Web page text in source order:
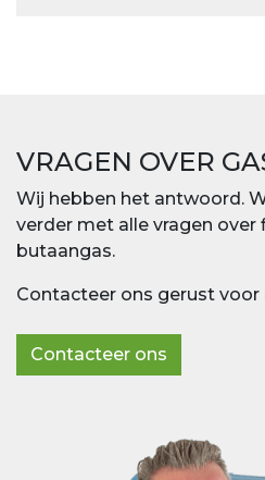
VRAGEN OVER
Wij hebben het antwoord.
verder met alle vragen over
butaangas.
Contacteer ons gerust
Contacteer ons